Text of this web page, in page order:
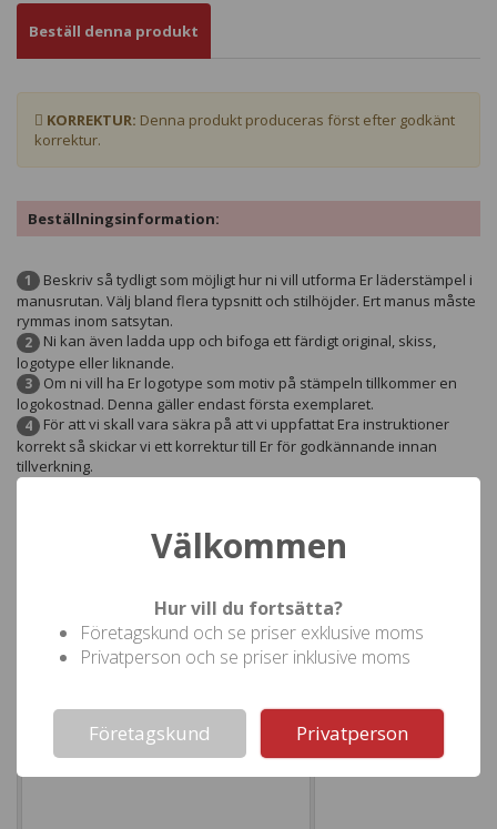
Beställ denna produkt
KORREKTUR: Denna produkt produceras först efter godkänt
korrektur.
Beställningsinformation:
1
Beskriv så tydligt som möjligt hur ni vill utforma Er läderstämpel i
manusrutan. Välj bland flera typsnitt och stilhöjder. Ert manus måste
rymmas inom satsytan.
2
Ni kan även ladda upp och bifoga ett färdigt original, skiss,
logotype eller liknande.
3
Om ni vill ha Er logotype som motiv på stämpeln tillkommer en
logokostnad. Denna gäller endast första exemplaret.
4
För att vi skall vara säkra på att vi uppfattat Era instruktioner
korrekt så skickar vi ett korrektur till Er för godkännande innan
tillverkning.
storlekar. Klicka på "Skapa korrektur" när ni är klara.
Ram
Infoga datum
Skapa korrektur
Välkommen
Hur vill du fortsätta?
Företagskund och se priser exklusive moms
Privatperson och se priser inklusive moms
Företagskund Privatperson